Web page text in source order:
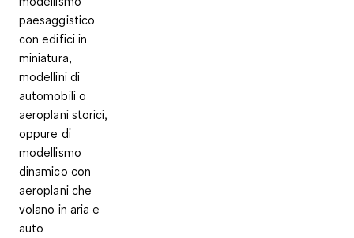
paesaggistico
con edifici in
miniatura,
modellini di
automobili o
aeroplani storici,
oppure di
modellismo
dinamico con
aeroplani che
volano in aria e
auto